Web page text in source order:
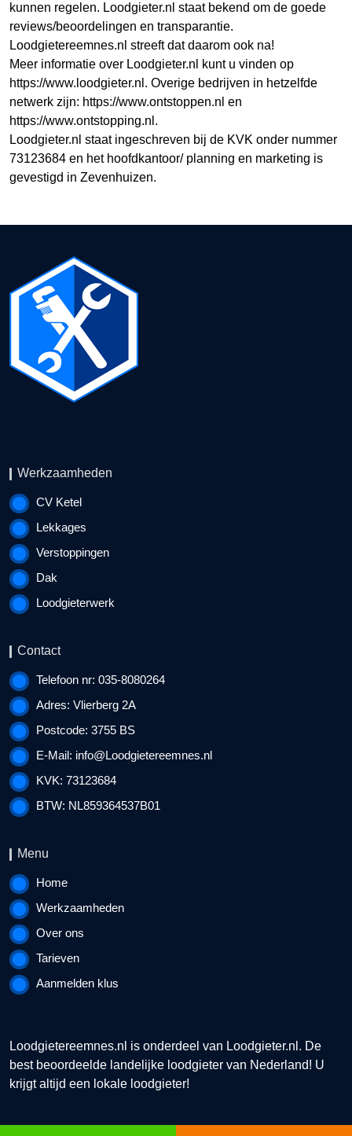
kunnen regelen. Loodgieter.nl staat bekend om de goede
reviews/beoordelingen en transparantie.
Loodgietereemnes.nl streeft dat daarom ook na!
Meer informatie over Loodgieter.nl kunt u vinden op
https://www.loodgieter.nl. Overige bedrijven in hetzelfde
netwerk zijn: https://www.ontstoppen.nl en
https://www.ontstopping.nl.
Loodgieter.nl staat ingeschreven bij de KVK onder nummer
73123684 en het hoofdkantoor/ planning en marketing is
gevestigd in Zevenhuizen.
Werkzaamheden
CV Ketel
Lekkages
Verstoppingen
Dak
Loodgieterwerk
Contact
Telefoon nr: 035-8080264
Adres: Vlierberg 2A
Postcode: 3755 BS
E-Mail: info@Loodgietereemnes.nl
KVK: 73123684
BTW: NL859364537B01
Menu
Home
Werkzaamheden
Over ons
Tarieven
Aanmelden klus
Loodgietereemnes.nl is onderdeel van Loodgieter.nl . De
best beoordeelde landelijke loodgieter van Nederland! U
krijgt altijd een lokale loodgieter!